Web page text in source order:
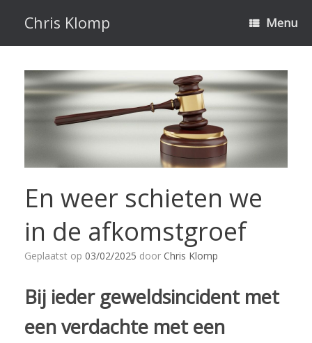
inhoud
Chris Klomp Menu
En weer schieten we
in de afkomstgroef
Geplaatst op 03/02/2025 door Chris Klomp
Bij ieder geweldsincident met
een verdachte met een